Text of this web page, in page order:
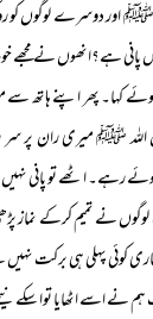
ﷺ اور دوسرے لوگوں کو
ہے؟انھوں نے مجھے خوب
پھر اپنے ہاتھ سے
اللہ ﷺ میری ران پر
رہے۔ اٹھے تو پانی
لوگوں نے تمیم کرکے
کوئی پہلی ہی برکت
نے اسے اٹھایا توا